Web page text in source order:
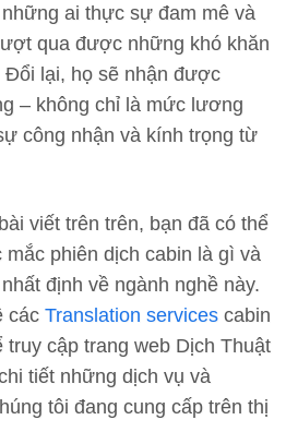
ai thực sự đam mê và
qua được những khó khăn
Đổi lại, họ sẽ nhận được
– không chỉ là mức lương
công nhận và kính trọng từ
viết trên trên, bạn đã có thể
phiên dịch cabin là gì và
định về ngành nghề này.
các Translation services cabin
truy cập trang web Dịch Thuật
tiết những dịch vụ và
tôi đang cung cấp trên thị